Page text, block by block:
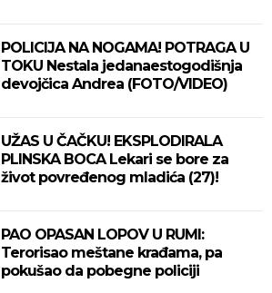
POLICIJA NA NOGAMA! POTRAGA U
TOKU Nestala jedanaestogodišnja
devojčica Andrea (FOTO/VIDEO)
UŽAS U ČAČKU! EKSPLODIRALA
PLINSKA BOCA Lekari se bore za
život povređenog mladića (27)!
PAO OPASAN LOPOV U RUMI:
Terorisao meštane krađama, pa
pokušao da pobegne policiji